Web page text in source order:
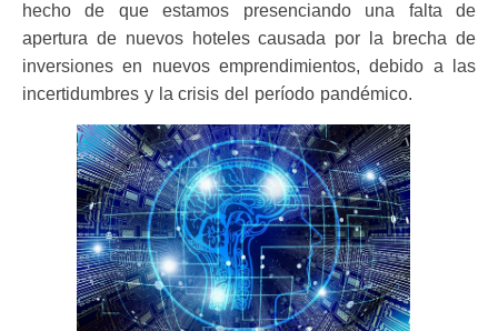
hecho de que estamos presenciando una falta de
apertura de nuevos hoteles causada por la brecha de
inversiones en nuevos emprendimientos, debido a las
incertidumbres y la crisis del período pandémico.